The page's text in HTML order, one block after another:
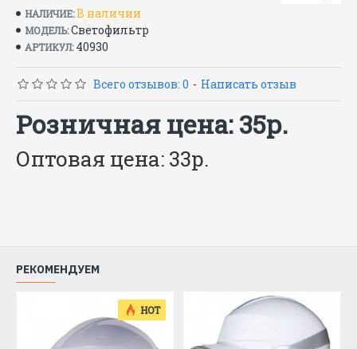
НАЛИЧИЕ:В наличии
МОДЕЛЬ:Светофильтр
АРТИКУЛ: 40930
Всего отзывов: 0 - Написать отзыв
Розничная цена: 35р.
Оптовая цена: 33р.
РЕКОМЕНДУЕМ
HOT